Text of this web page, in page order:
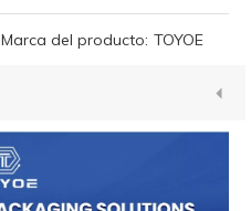
Marca del producto: TOYOE